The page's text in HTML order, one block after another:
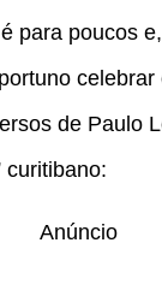
para poucos
celebrar
de Paulo
curitibano:
Anúncio